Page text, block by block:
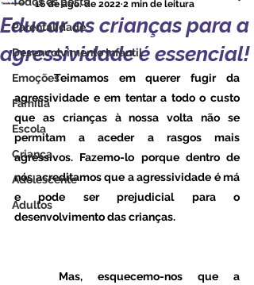
Parentalidade
Desenvolvimento Infantil
Emoções
Família
Escola
Criança
Adolescente
Adultos
Educar as crianças para a
agressividade é essencial!
16 de ago. de 2022 2 min de leitura
	Teimamos em querer fugir da
agressividade e em tentar a todo o custo
que as crianças à nossa volta não se
permitam a aceder a rasgos mais
agressivos. Fazemo-lo porque dentro de
nós acreditamos que a agressividade é má
e pode ser prejudicial para o
desenvolvimento das crianças.